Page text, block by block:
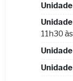
11h30